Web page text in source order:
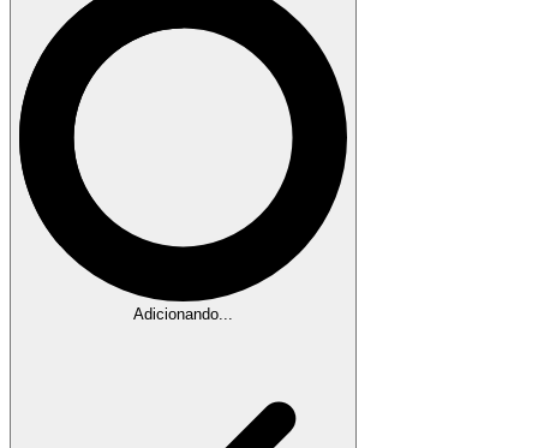
Adicionando...